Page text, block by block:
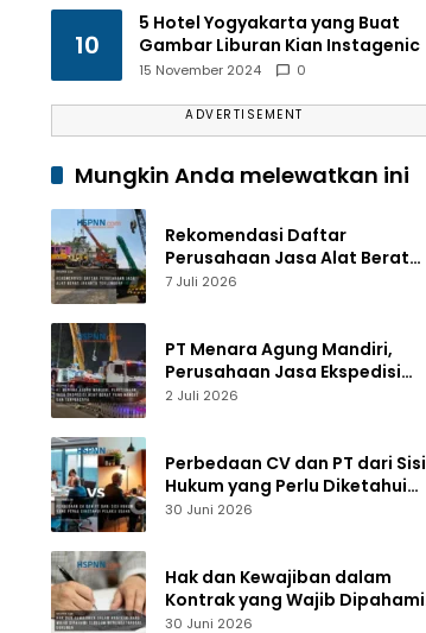
10
5 Hotel Yogyakarta yang Buat
Gambar Liburan Kian Instagenic
15 November 2024 0
ADVERTISEMENT
Mungkin Anda melewatkan ini
Rekomendasi Daftar
Perusahaan Jasa Alat Berat
Jakarta Terlengkap
7 Juli 2026
PT Menara Agung Mandiri,
Perusahaan Jasa Ekspedisi
Alat Berat yang Handal dan
2 Juli 2026
Perbedaan CV dan PT dari Sisi
Hukum yang Perlu Diketahui
Pelaku Usaha
30 Juni 2026
Hak dan Kewajiban dalam
Kontrak yang Wajib Dipahami
Sebelum Menandatangani
30 Juni 2026